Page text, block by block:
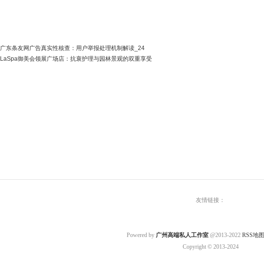
广东条友网广告真实性核查：用户举报处理机制解读_24
LaSpa御美会领展广场店：抗衰护理与园林景观的双重享受
友情链接：
Powered by 广州高端私人工作室 @2013-2022 RSS地图
Copyright © 2013-2024